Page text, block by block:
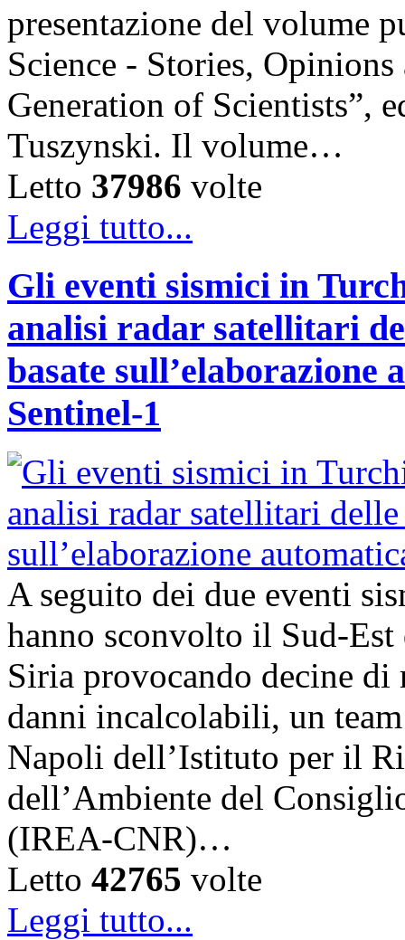
presentazione del volume
Science - Stories,
Generation of Scientists”,
Tuszynski. Il volume…
Letto 37986 volte
Leggi tutto...
Gli eventi sismici in
analisi radar satellitari
basate
Sentinel-1
A seguito dei due eventi
hanno sconvolto il Sud-
Siria provocando decine
danni incalcolabili, un
Napoli dell’Istituto per il
dell’Ambiente del
(IREA-CNR)…
Letto 42765 volte
Leggi tutto...